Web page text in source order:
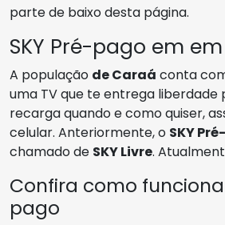
parte de baixo desta página.
SKY Pré-pago em
A população de Caraá conta
uma TV que te entrega liberdade
recarga quando e como quiser,
celular. Anteriormente, o SKY
chamado de SKY Livre.
Confira como funciona
pago